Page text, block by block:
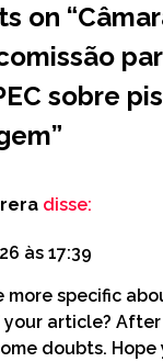
on “
sobre
”
disse:
às 17:39
more specific
article? After
doubts. Hope